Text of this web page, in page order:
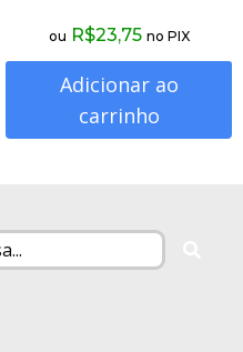
ou R$23,75 no PIX
Adicionar ao
carrinho